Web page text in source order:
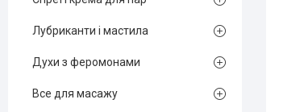
Лубриканти і мастила
Духи з феромонами
Все для масажу